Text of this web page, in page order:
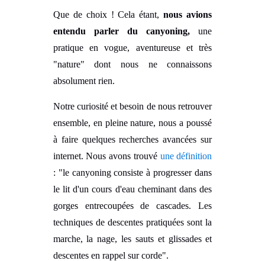
Que de choix ! Cela étant, nous avions
entendu parler du canyoning, une
pratique en vogue, aventureuse et très
"nature" dont nous ne connaissons
absolument rien.
Notre curiosité et besoin de nous retrouver
ensemble, en pleine nature, nous a poussé
à faire quelques recherches avancées sur
internet. Nous avons trouvé une définition
: "le canyoning consiste à progresser dans
le lit d'un cours d'eau cheminant dans des
gorges entrecoupées de cascades. Les
techniques de descentes pratiquées sont la
marche, la nage, les sauts et glissades et
descentes en rappel sur corde".